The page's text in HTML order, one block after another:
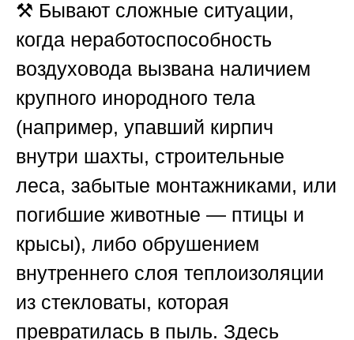
⚒️ Бывают сложные ситуации,
когда неработоспособность
воздуховода вызвана наличием
крупного инородного тела
(например, упавший кирпич
внутри шахты, строительные
леса, забытые монтажниками, или
погибшие животные — птицы и
крысы), либо обрушением
внутреннего слоя теплоизоляции
из стекловаты, которая
превратилась в пыль. Здесь